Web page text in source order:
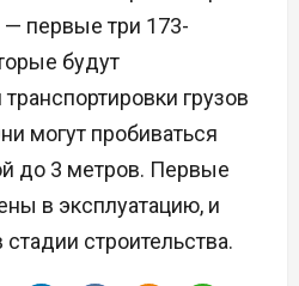
первые три 173-
будут
грузов
могут пробиваться
до 3 метров. Первые
в эксплуатацию, и
строительства.